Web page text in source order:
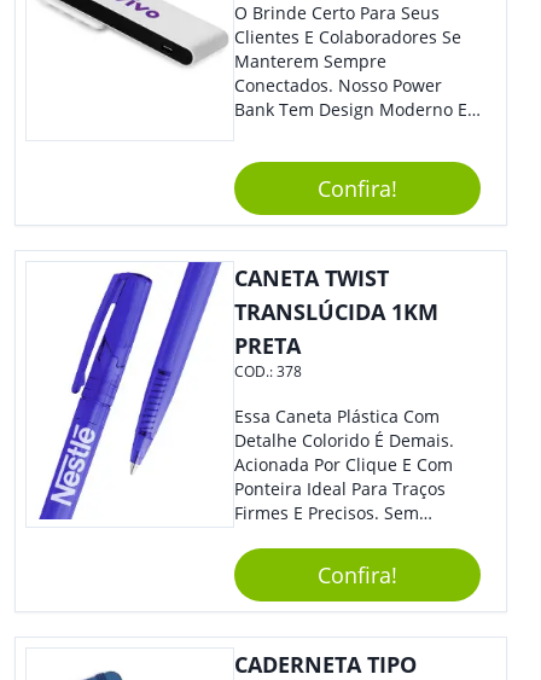
O Brinde Certo Para Seus
Clientes E Colaboradores Se
Manterem Sempre
Conectados. Nosso Power
Bank Tem Design Moderno E
Na Bolsa Ou Na Mochila.
Compatível Com Diversos
Aparelhos, O Brinde É Super
Eficiente E Ágil, Ideal Para
Quem Busca Praticidade No
Dia A Dia. Personalize-O Com
Sua Marca E Tenha Ainda
Mais Destaque Em Eventos E
Feiras De Negócios.
Confira!
CANETA TWIST
TRANSLÚCIDA 1KM
PRETA
COD.:378
Essa Caneta Plástica Com
Detalhe Colorido É Demais.
Acionada Por Clique E Com
Ponteira Ideal Para Traços
Firmes E Precisos. Sem
Brinde Para Representar Sua
Marca.
Confira!
CADERNETA TIPO